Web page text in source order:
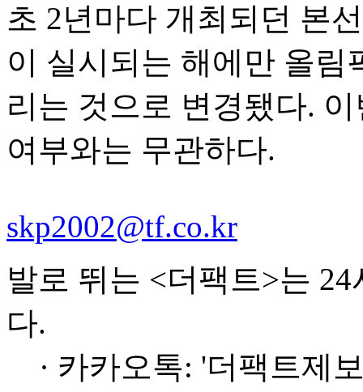
초 2년마다 개최되던 본
이 실시되는 해에만 올림
리는 것으로 변경됐다.
여부와는 무관하다.
skp2002@tf.co.kr
발로 뛰는 <더팩트>는
다.
· 카카오톡: '더팩트제